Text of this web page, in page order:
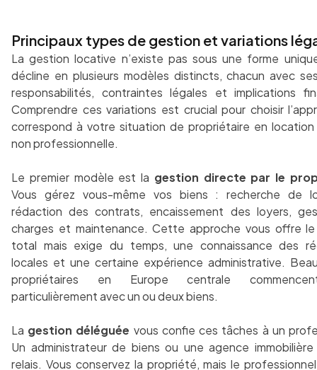
Principaux types de gestion et variations
La gestion locative n’existe pas sous une forme
décline en plusieurs modèles distincts, chacun avec
responsabilités, contraintes légales et implications
Comprendre ces variations est crucial pour choisir
correspond à votre situation de propriétaire en location
non professionnelle.
Le premier modèle est la gestion directe par le
Vous gérez vous-même vos biens : recherche de
rédaction des contrats, encaissement des loyers,
charges et maintenance. Cette approche vous offre
total mais exige du temps, une connaissance des
locales et une certaine expérience administrative.
propriétaires en Europe centrale
particulièrement avec un ou deux biens.
La gestion déléguée vous confie ces tâches à un
Un administrateur de biens ou une agence
relais. Vous conservez la propriété, mais le